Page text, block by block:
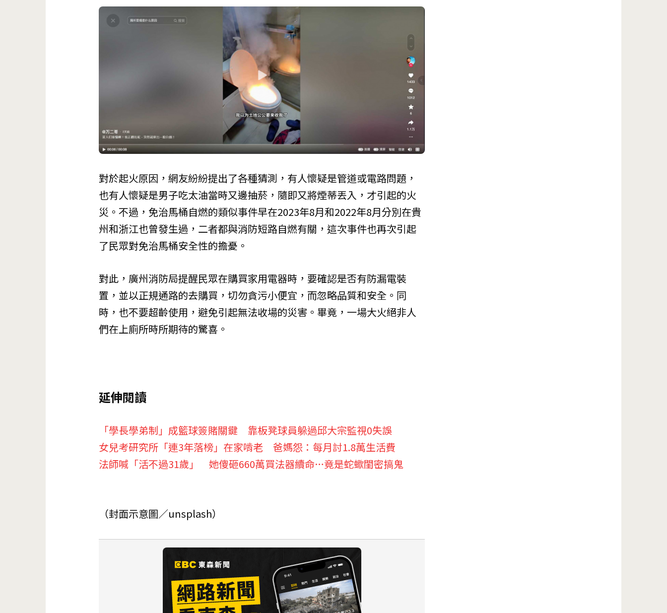
對於起火原因，網友紛紛提出了各種猜測，有人懷疑是管道或電路問題，
也有人懷疑是男子吃太油當時又邊抽菸，隨即又將煙蒂丟入，才引起的火
災。不過，免治馬桶自燃的類似事件早在2023年8月和2022年8月分別在貴
州和浙江也曾發生過，二者都與消防短路自燃有關，這次事件也再次引起
了民眾對免治馬桶安全性的擔憂。
對此，廣州消防局提醒民眾在購買家用電器時，要確認是否有防漏電裝
置，並以正規通路的去購買，切勿貪污小便宜，而忽略品質和安全。同
時，也不要超齡使用，避免引起無法收場的災害。畢竟，一場大火絕非人
們在上廁所時所期待的驚喜。
延伸閱讀
「學長學弟制」成籃球簽賭關鍵 靠板凳球員躲過邱大宗監視0失誤
女兒考研究所「連3年落榜」在家啃老 爸媽怨：每月討1.8萬生活費
法師喊「活不過31歲」 她傻砸660萬買法器續命…竟是蛇蠍閨密搞鬼
（封面示意圖／unsplash）